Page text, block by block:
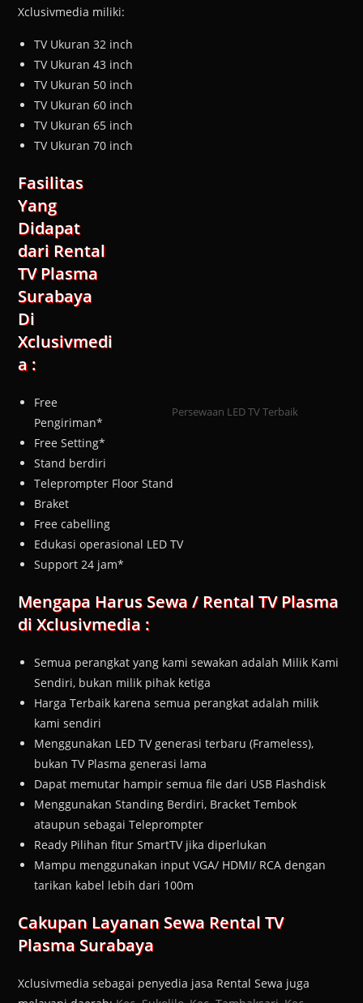
Xclusivmedia miliki:
TV Ukuran 32 inch
TV Ukuran 43 inch
TV Ukuran 50 inch
TV Ukuran 60 inch
TV Ukuran 65 inch
TV Ukuran 70 inch
Persewaan LED TV Terbaik
Fasilitas
Yang
Didapat
dari Rental
TV Plasma
Surabaya
Di
Xclusivmedi
a :
Free
Pengiriman*
Free Setting*
Stand berdiri
Teleprompter Floor Stand
Braket
Free cabelling
Edukasi operasional LED TV
Support 24 jam*
Mengapa Harus Sewa / Rental TV Plasma
di Xclusivmedia :
Semua perangkat yang kami sewakan adalah Milik Kami
Sendiri, bukan milik pihak ketiga
Harga Terbaik karena semua perangkat adalah milik
kami sendiri
Menggunakan LED TV generasi terbaru (Frameless),
bukan TV Plasma generasi lama
Dapat memutar hampir semua file dari USB Flashdisk
Menggunakan Standing Berdiri, Bracket Tembok
ataupun sebagai Teleprompter
Ready Pilihan fitur SmartTV jika diperlukan
Mampu menggunakan input VGA/ HDMI/ RCA dengan
tarikan kabel lebih dari 100m
Cakupan Layanan Sewa Rental TV
Plasma Surabaya
Xclusivmedia sebagai penyedia jasa Rental Sewa juga